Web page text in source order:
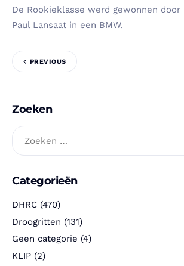
De Rookieklasse werd gewonnen door
Paul Lansaat in een BMW.
PREVIOUS
Zoeken
Categorieën
DHRC (470)
Droogritten (131)
Geen categorie (4)
KLIP (2)